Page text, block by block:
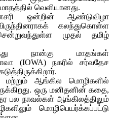
வெளியானது.
ஒன்றின் ஆண்டுவிழா
கலந்துகொள்ள
முதல் தமிழ்
நான்கு மாதங்கள்
(IOWA) நகரில் சர்வதேச
ஆங்கில மொழிகளில்
ஒரு மனிதனின் கதை,
பல நாவல்கள் ஆங்கிலத்திலும்
மொழிபெயர்க்கப்பட்டு